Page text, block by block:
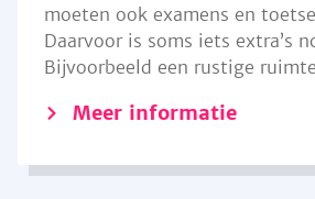
moeten ook examens en
Daarvoor is soms iets extra’s
Bijvoorbeeld een rustige
Meer informatie